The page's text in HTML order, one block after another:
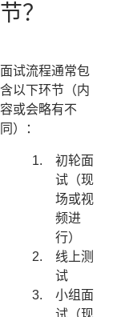
节？
面试流程通常包
含以下环节（内
容或会略有不
同）：
初轮面
试（现
场或视
频进
行）
线上测
试
小组面
试（现